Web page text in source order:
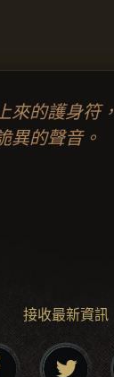
來的護身符，
異的聲音。
接收最新資訊